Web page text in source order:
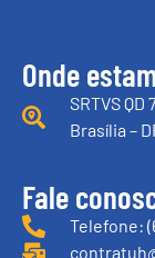
Onde
SRTVS QD
Brasília –
Fale
Telefone: